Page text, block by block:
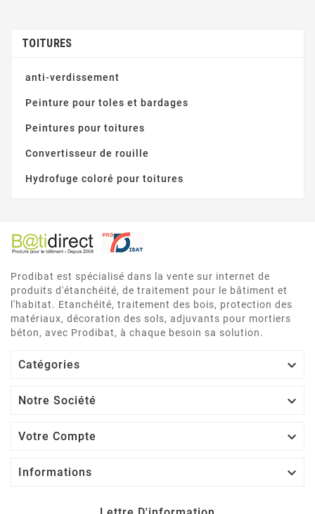
TOITURES
anti-verdissement
Peinture pour toles et bardages
Peintures pour toitures
Convertisseur de rouille
Hydrofuge coloré pour toitures
Prodibat est spécialisé dans la vente sur internet de
produits d'étanchéité, de traitement pour le bâtiment et
l'habitat. Etanchéité, traitement des bois, protection des
matériaux, décoration des sols, adjuvants pour mortiers
béton, avec Prodibat, à chaque besoin sa solution.
Catégories 
Notre Société 
Votre Compte 
Informations 